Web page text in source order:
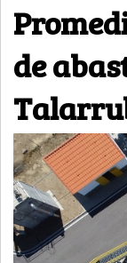
de